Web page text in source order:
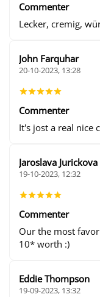
Commenter
Lecker, cremig,
John Farquhar
20-10-2023, 13:28
Commenter
It's jost a real nice
Jaroslava Jurickova
19-10-2023, 12:32
Commenter
Our the most
10* worth :)
Eddie Thompson
19-09-2023, 13:32